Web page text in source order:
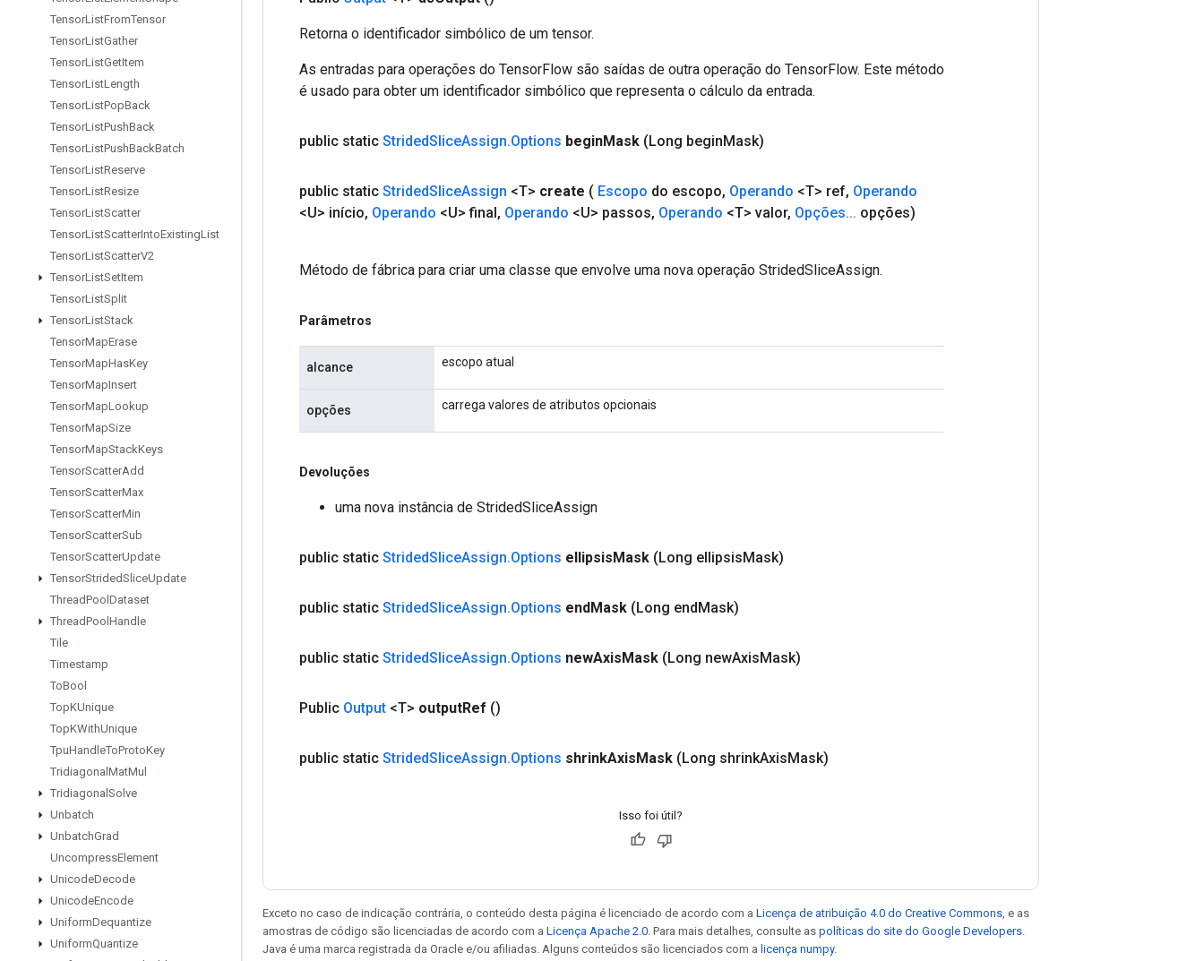
TensorListFromTensor
TensorListGather
TensorListGetItem
TensorListLength
TensorListPopBack
TensorListPushBack
TensorListPushBackBatch
TensorListReserve
TensorListResize
TensorListScatter
TensorListScatterIntoExistingList
TensorListScatterV2
TensorListSetItem
TensorListSplit
TensorListStack
TensorMapErase
TensorMapHasKey
TensorMapInsert
TensorMapLookup
TensorMapSize
TensorMapStackKeys
TensorScatterAdd
TensorScatterMax
TensorScatterMin
TensorScatterSub
TensorScatterUpdate
TensorStridedSliceUpdate
ThreadPool Dataset
ThreadPool Handle
Tile
Timestamp
ToBool
TopKUnique
TopKWithUnique
TpuHandleToProtoKey
Tridiagonal MatMul
Tridiagonal Solve
Unbatch
UnbatchGrad
UncompressElement
UnicodeDecode
UnicodeEncode
UniformDequantize
UniformQuantize
Retorna o identificador simbólico de um tensor.
As entradas para operações do TensorFlow são saídas de outra operação do TensorFlow. Este método
é usado para obter um identificador simbólico que representa o cálculo da entrada.
public static StridedSliceAssign.Options beginMask (Long beginMask)
public static StridedSliceAssign <T> create ( Escopo do escopo, Operando <T> ref, Operando
<U> início, Operando <U> final, Operando <U> passos, Operando <T> valor, Opções... opções)
Método de fábrica para criar uma classe que envolve uma nova operação StridedSliceAssign.
Parâmetros
alcance escopo atual
opções carrega valores de atributos opcionais
Devoluções
uma nova instância de StridedSliceAssign
public static StridedSliceAssign.Options ellipsisMask (Long ellipsisMask)
public static StridedSliceAssign.Options endMask (Long endMask)
public static StridedSliceAssign.Options newAxisMask (Long newAxisMask)
Public Output <T> outputRef ()
public static StridedSliceAssign.Options shrinkAxisMask (Long shrinkAxisMask)
Isso foi útil?
Exceto no caso de indicação contrária, o conteúdo desta página é licenciado de acordo com a Licença de atribuição 4.0 do Creative Commons , e as
amostras de código são licenciadas de acordo com a Licença Apache 2.0 . Para mais detalhes, consulte as políticas do site do Google Developers
Java é uma marca registrada da Oracle e/ou afiliadas. Alguns conteúdos são licenciados com a licença numpy.